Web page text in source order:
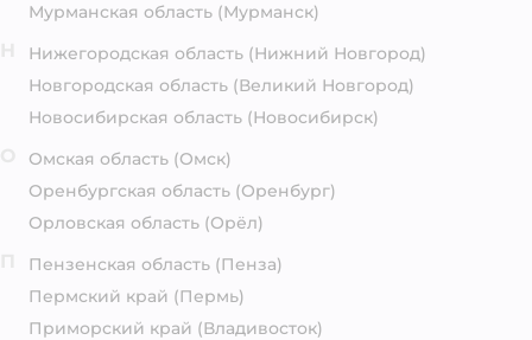
Мурманская область (Мурманск)
Нижегородская область (Нижний Новгород)
Новгородская область (Великий Новгород)
Новосибирская область (Новосибирск)
Омская область (Омск)
Оренбургская область (Оренбург)
Орловская область (Орёл)
Пензенская область (Пенза)
Пермский край (Пермь)
Приморский край (Владивосток)